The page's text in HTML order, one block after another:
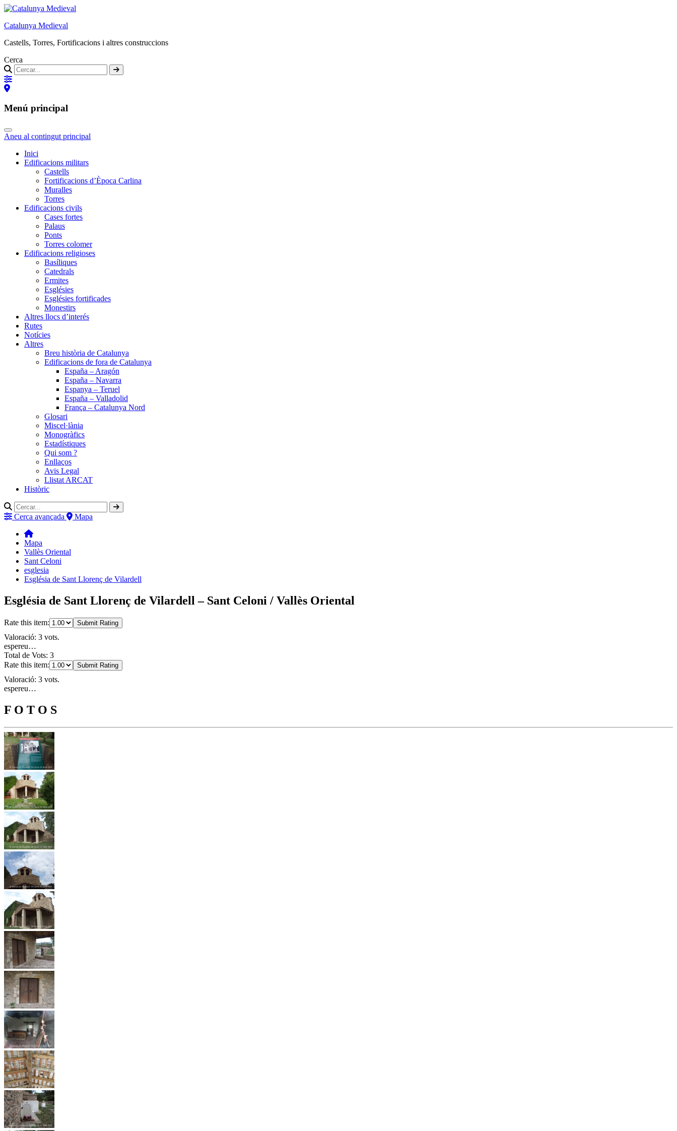
Catalunya Medieval
Castells, Torres, Fortificacions i altres construccions
Cerca
Menú principal
Aneu al contingut principal
Inici
Edificacions militars
Castells
Fortificacions d’Època Carlina
Muralles
Torres
Edificacions civils
Cases fortes
Palaus
Ponts
Torres colomer
Edificacions religioses
Basíliques
Catedrals
Ermites
Esglésies
Esglésies fortificades
Monestirs
Altres llocs d’interés
Rutes
Notícies
Altres
Breu història de Catalunya
Edificacions de fora de Catalunya
España – Aragón
España – Navarra
Espanya – Teruel
España – Valladolid
França – Catalunya Nord
Glosari
Miscel·lània
Monogràfics
Estadístiques
Qui som ?
Enllaços
Avis Legal
Llistat ARCAT
Històric
Cerca avançada Mapa
Mapa
Vallès Oriental
Sant Celoni
esglesia
Església de Sant Llorenç de Vilardell
Església de Sant Llorenç de Vilardell – Sant Celoni / Vallès Oriental
Rate this item: Submit Rating
Valoració: 3 vots.
espereu…
Total de Vots: 3
Rate this item:
Submit Rating
Valoració: 3 vots.
espereu…
F O T O S